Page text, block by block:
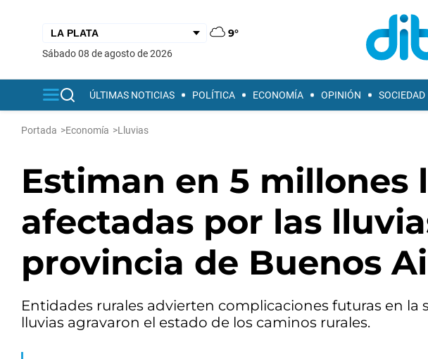
9°
sábado 08 de agosto de 2026
ÚLTIMAS NOTICIAS POLÍTICA ECONOMÍA OPINIÓN SOCIEDAD
Portada >Economía >Lluvias
Estiman en 5 millones
afectadas por las
provincia de Buenos
Entidades rurales advierten complicaciones futuras en la
lluvias agravaron el estado de los caminos rurales.